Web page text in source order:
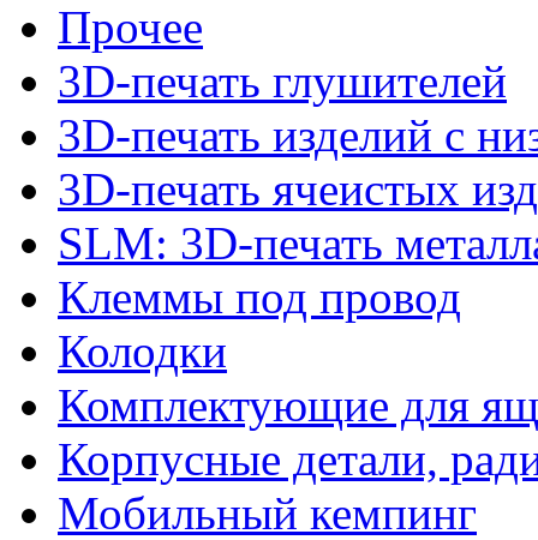
Прочее
3D-печать глушителей
3D-печать изделий с
3D-печать ячеистых
SLM: 3D-печать
Клеммы под провод
Колодки
Комплектующие для
Корпусные детали,
Мобильный кемпинг